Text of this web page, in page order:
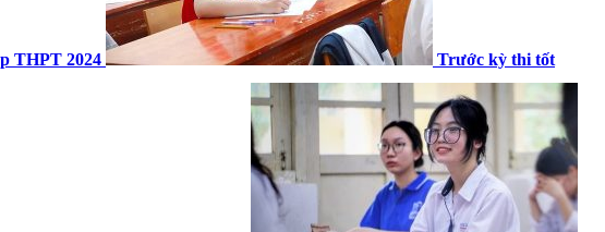
THPT 2024 Trước kỳ thi tốt